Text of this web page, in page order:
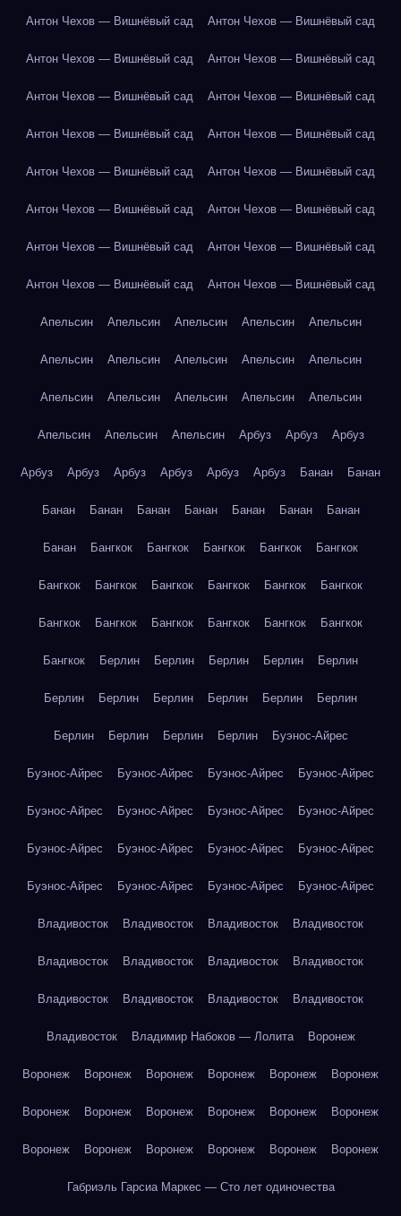
Антон Чехов — Вишнёвый сад Антон Чехов — Вишнёвый сад
Антон Чехов — Вишнёвый сад Антон Чехов — Вишнёвый сад
Антон Чехов — Вишнёвый сад Антон Чехов — Вишнёвый сад
Антон Чехов — Вишнёвый сад Антон Чехов — Вишнёвый сад
Антон Чехов — Вишнёвый сад Антон Чехов — Вишнёвый сад
Антон Чехов — Вишнёвый сад Антон Чехов — Вишнёвый сад
Антон Чехов — Вишнёвый сад Антон Чехов — Вишнёвый сад
Антон Чехов — Вишнёвый сад Антон Чехов — Вишнёвый сад
Апельсин Апельсин Апельсин Апельсин Апельсин
Апельсин Апельсин Апельсин Апельсин Апельсин
Апельсин Апельсин Апельсин Апельсин Апельсин
Апельсин Апельсин Апельсин Арбуз Арбуз Арбуз
Арбуз Арбуз Арбуз Арбуз Арбуз Арбуз Банан Банан
Банан Банан Банан Банан Банан Банан Банан
Банан Бангкок Бангкок Бангкок Бангкок Бангкок
Бангкок Бангкок Бангкок Бангкок Бангкок Бангкок
Бангкок Бангкок Бангкок Бангкок Бангкок Бангкок
Бангкок Берлин Берлин Берлин Берлин Берлин
Берлин Берлин Берлин Берлин Берлин Берлин
Берлин Берлин Берлин Берлин Буэнос-Айрес
Буэнос-Айрес Буэнос-Айрес Буэнос-Айрес Буэнос-Айрес
Буэнос-Айрес Буэнос-Айрес Буэнос-Айрес Буэнос-Айрес
Буэнос-Айрес Буэнос-Айрес Буэнос-Айрес Буэнос-Айрес
Буэнос-Айрес Буэнос-Айрес Буэнос-Айрес Буэнос-Айрес
Владивосток Владивосток Владивосток Владивосток
Владивосток Владивосток Владивосток Владивосток
Владивосток Владивосток Владивосток Владивосток
Владивосток Владимир Набоков — Лолита Воронеж
Воронеж Воронеж Воронеж Воронеж Воронеж Воронеж
Воронеж Воронеж Воронеж Воронеж Воронеж Воронеж
Воронеж Воронеж Воронеж Воронеж Воронеж Воронеж
Габриэль Гарсиа Маркес — Сто лет одиночества